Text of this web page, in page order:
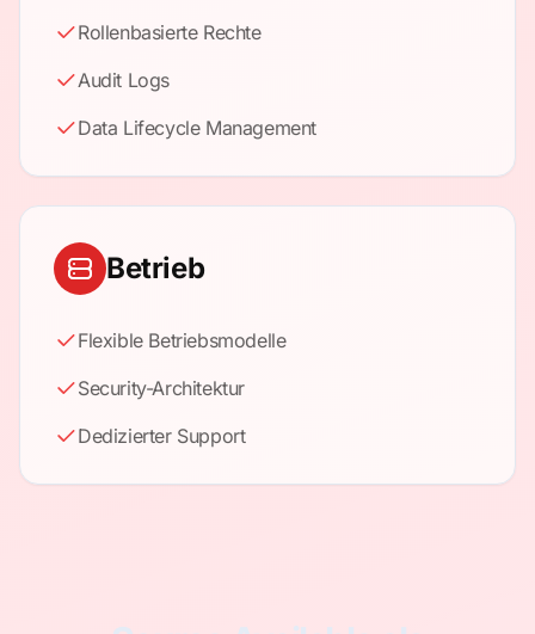
Rollenbasierte Rechte
Audit Logs
Data Lifecycle Management
Betrieb
Flexible Betriebsmodelle
Security-Architektur
Dedizierter Support